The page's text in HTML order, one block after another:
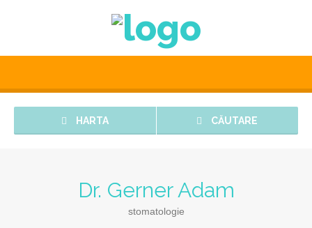
HARTA CĂUTARE
Dr. Gerner Adam
stomatologie